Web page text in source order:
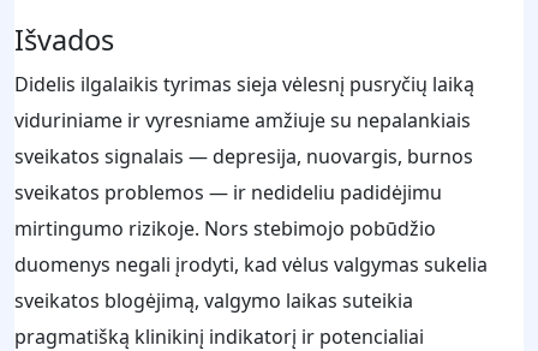
Išvados
Didelis ilgalaikis tyrimas sieja vėlesnį pusryčių laiką
viduriniame ir vyresniame amžiuje su nepalankiais
sveikatos signalais — depresija, nuovargis, burnos
sveikatos problemos — ir nedideliu padidėjimu
mirtingumo rizikoje. Nors stebimojo pobūdžio
duomenys negali įrodyti, kad vėlus valgymas sukelia
sveikatos blogėjimą, valgymo laikas suteikia
pragmatišką klinikinį indikatorį ir potencialiai